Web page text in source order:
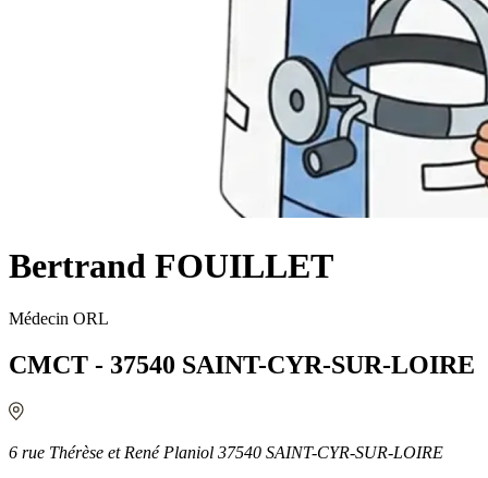
Bertrand FOUILLET
Médecin ORL
CMCT - 37540 SAINT-CYR-SUR-LOIRE
6 rue Thérèse et René Planiol 37540 SAINT-CYR-SUR-LOIRE